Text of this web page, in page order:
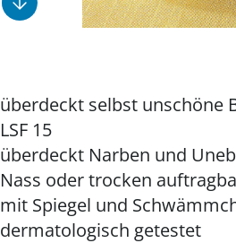
überdeckt selbst unschöne
LSF 15
überdeckt Narben und
Nass oder trocken
mit Spiegel und
dermatologisch getestet